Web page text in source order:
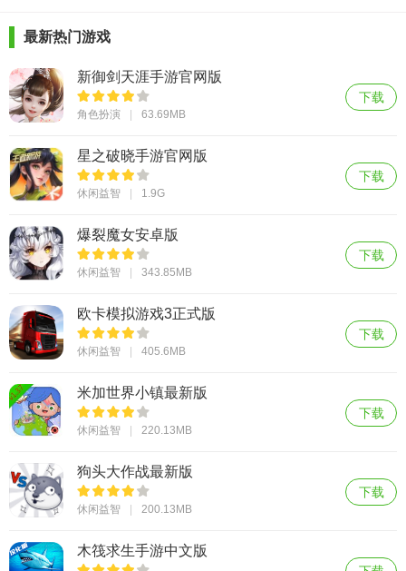
最新热门游戏
新御剑天涯手游官网版
角色扮演 63.69MB
下载
星之破晓手游官网版
休闲益智 1.9G
下载
爆裂魔女安卓版
休闲益智 343.85MB
下载
欧卡模拟游戏3正式版
休闲益智 405.6MB
下载
米加世界小镇最新版
休闲益智 220.13MB
下载
狗头大作战最新版
休闲益智 200.13MB
下载
木筏求生手游中文版